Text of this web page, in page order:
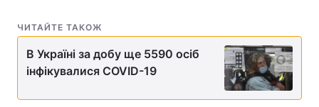
ЧИТАЙТЕ ТАКОЖ
В Україні за добу ще 5590 осіб
інфікувалися COVID-19